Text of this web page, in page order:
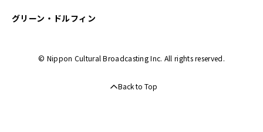
グリーン・ドルフィン
© Nippon Cultural Broadcasting Inc. All rights reserved.
Back to Top